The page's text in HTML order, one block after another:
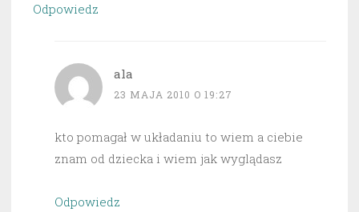
Odpowiedz
ala
23 MAJA 2010 O 19:27
kto pomagał w układaniu to wiem a ciebie
znam od dziecka i wiem jak wyglądasz
Odpowiedz